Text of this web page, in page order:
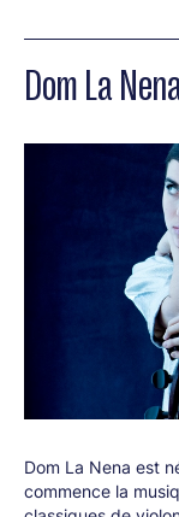
Dom La
Dom La Nena est
commence la